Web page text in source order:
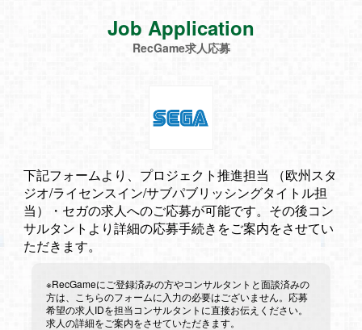
Job Application
RecGame求人応募
下記フォームより、プロジェクト推進担当 （欧州スタ
ジオ/ライセンスイン/サブパブリッシングタイトル担
当）・セガの求人へのご応募が可能です。その後コン
サルタントより詳細の応募手続きをご案内をさせてい
ただきます。
※RecGameにご登録済みの方やコンサルタントと面談済みの
方は、こちらのフォームに入力の必要はございません。応募
希望の求人IDを担当コンサルタントに直接お伝えください。
求人の詳細をご案内をさせていただきます。